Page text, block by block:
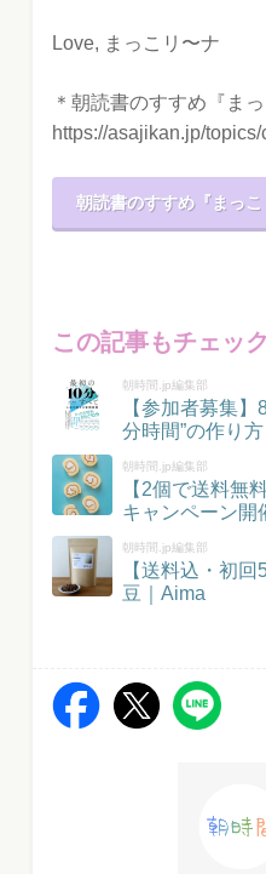
Love, まっこリ〜ナ
＊朝読書のすすめ『ま
https://asajikan.jp/
朝読書のすすめ『まっ
この記事もチェック
朝時間.jp編集部
【参加者募集
分時間”の作り
朝時間.jp編集部
【2個で送料無
キャンペーン開
朝時間.jp編集部
【送料込・初
豆｜Aima